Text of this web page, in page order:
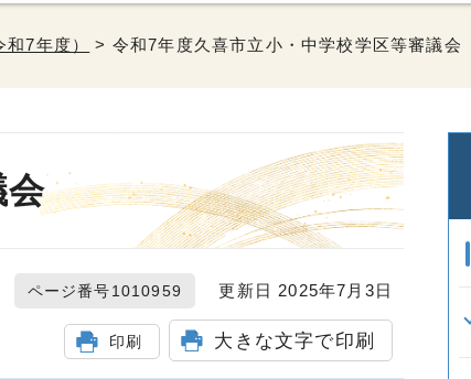
7年度） > 令和7年度久喜市立小・中学校学区等審議会
会
ページ番号1010959 更新日 2025年7月3日
印刷 大きな文字で印刷